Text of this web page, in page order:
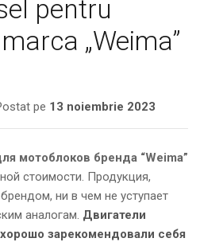
pentru
„Weima”
pe 13 noiembrie 2023
мотоблоков бренда “Weima”
стоимости. Продукция,
ни в чем не уступает
аналогам. Двигатели
зарекомендовали себя